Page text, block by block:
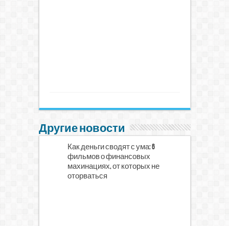
Другие новости
Как деньги сводят с ума: 6
фильмов о финансовых
махинациях, от которых не
оторваться